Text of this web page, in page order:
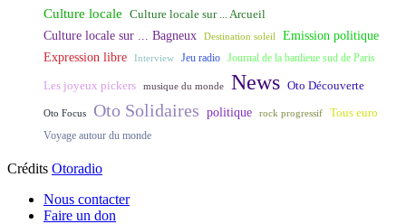
Culture locale Culture locale sur ... Arcueil
Culture locale sur ... Bagneux Destination soleil Emission politique
Expression libre Interview Jeu radio Journal de la banlieue sud de Paris
Les joyeux pickers musique du monde News Oto Découverte
Oto Focus Oto Solidaires politique rock progressif Tous euro
Voyage autour du monde
Crédits Otoradio
Nous contacter
Faire un don